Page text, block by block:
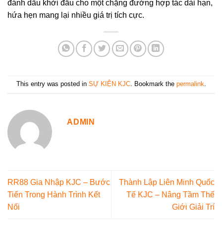
đánh dấu khởi đầu cho một chặng đường hợp tác dài hạn,
hứa hẹn mang lại nhiều giá trị tích cực.
This entry was posted in SỰ KIỆN KJC. Bookmark the permalink
ADMIN
RR88 Gia Nhập KJC – Bước
Tiến Trong Hành Trình Kết
Nối
Thành Lập Liên Minh Quốc
Tế KJC – Nâng Tầm Thế
Giới Giải Trí